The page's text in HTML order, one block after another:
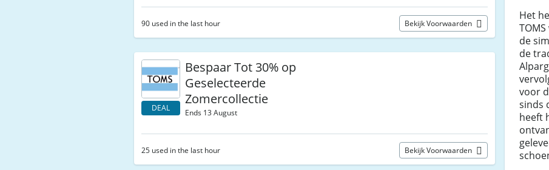
90 used in the last hour Bekijk Voorwaarden
DEAL
Bespaar Tot 30% op
Geselecteerde
Zomercollectie
Ends 13 August
25 used in the last hour Bekijk Voorwaarden
Het
de
de
voor
sinds
heeft